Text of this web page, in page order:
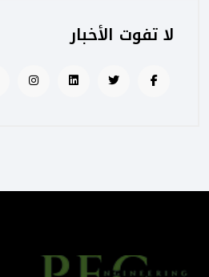
كيف تساهم PEC في رفع جودة
الإشراف المتكامل؟
المباني أكثر إنسانية
الهندسة الرقمية في المشاريع
لا تفوت الأخبار